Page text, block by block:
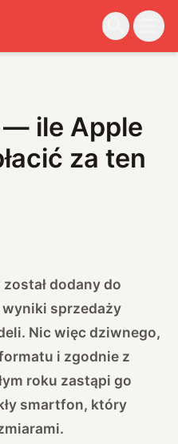
— ile Apple
za ten
dodany do
sprzedaży
Nic więc dziwnego,
i zgodnie z
roku zastąpi go
smartfon, który